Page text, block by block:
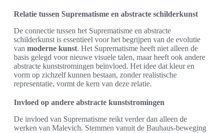
Relatie tussen Suprematisme en abstracte schilderkunst
De connectie tussen het Suprematisme en abstracte
schilderkunst is essentieel voor het begrijpen van de evolutie
van moderne kunst. Het Suprematisme heeft niet alleen de
basis gelegd voor nieuwe visuele talen, maar heeft ook andere
abstracte kunststromingen beïnvloed. Het idee dat kleur en
vorm op zichzelf kunnen bestaan, zonder realistische
representatie, vormt de kern van deze relatie.
Invloed op andere abstracte kunststromingen
De invloed van Suprematisme reikt verder dan alleen de
werken van Malevich. Stemmen vanuit de Bauhaus-beweging